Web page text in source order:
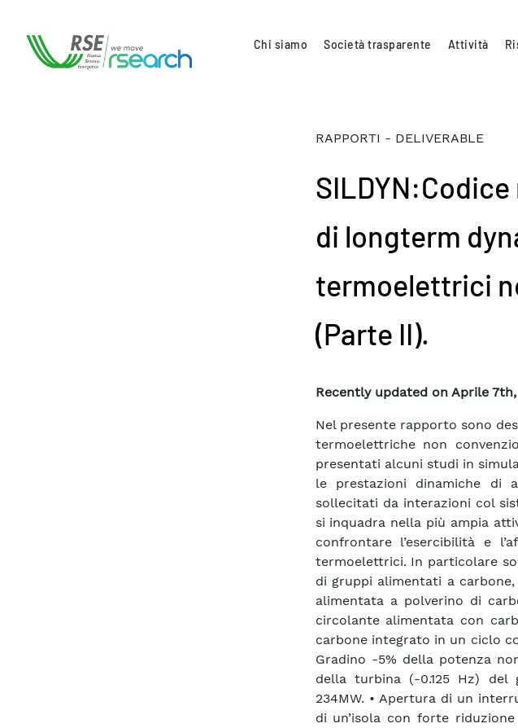
Chi siamo Società trasparente Attività
RAPPORTI - DELIVERABLE
di longterm
termoelettrici
(Parte II).
Recently updated on Aprile 7th,
Nel presente rapporto sono
termoelettriche non
presentati alcuni studi in
le prestazioni dinamiche di
sollecitati da interazioni col
si inquadra nella più ampia
confrontare l’esercibilità e
termoelettrici. In particolare
di gruppi alimentati a
alimentata a polverino di
circolante alimentata con
carbone integrato in un ciclo
Gradino -5% della potenza
della turbina (-0.125 Hz)
234MW. • Apertura di un
di un’isola con forte